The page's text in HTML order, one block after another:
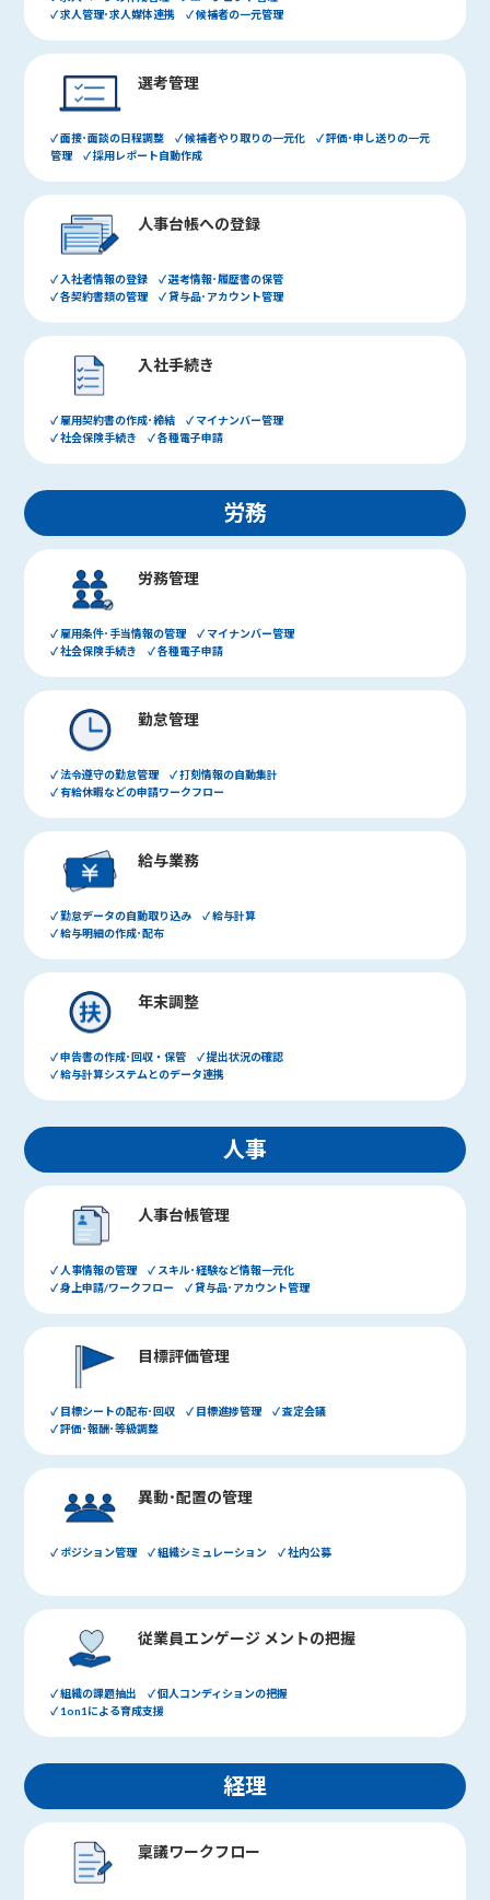
✓ 求人管理･求人媒体連携 ✓ 候補者の一元管理
選考管理
✓ 面接･面談の日程調整 ✓ 候補者やり取りの一元化 ✓ 評価･申し送りの一元
管理 ✓ 採用レポート自動作成
人事台帳への登録
✓ 入社者情報の登録 ✓ 選考情報･履歴書の保管
✓ 各契約書類の管理 ✓ 貸与品･アカウント管理
入社手続き
✓ 雇用契約書の作成･締結 ✓ マイナンバー管理
✓ 社会保険手続き ✓ 各種電子申請
労務
労務管理
✓ 雇用条件･手当情報の管理 ✓ マイナンバー管理
✓ 社会保険手続き ✓ 各種電子申請
勤怠管理
✓ 法令遵守の勤怠管理 ✓ 打刻情報の自動集計
✓ 有給休暇などの申請ワークフロー
給与業務
✓ 勤怠データの自動取り込み ✓ 給与計算
✓ 給与明細の作成･配布
年末調整
✓ 申告書の作成･回収・保管 ✓ 提出状況の確認
✓ 給与計算システムとのデータ連携
人事
人事台帳管理
✓ 人事情報の管理 ✓ スキル･経験など情報一元化
✓ 身上申請/ワークフロー ✓ 貸与品･アカウント管理
目標評価管理
✓ 目標シートの配布･回収 ✓ 目標進捗管理 ✓ 査定会議
✓ 評価･報酬･等級調整
異動･配置の管理
✓ ポジション管理 ✓ 組織シミュレーション ✓ 社内公募
従業員エンゲージ メントの把握
✓ 組織の課題抽出 ✓ 個人コンディションの把握
✓ 1on1による育成支援
経理
稟議ワークフロー